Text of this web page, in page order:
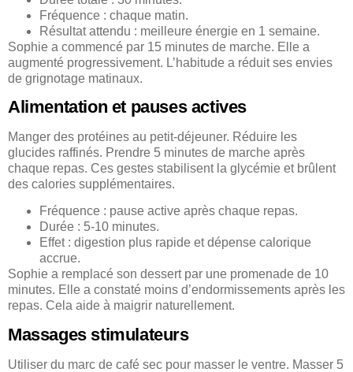
Fréquence : chaque matin.
Résultat attendu : meilleure énergie en 1 semaine.
Sophie a commencé par 15 minutes de marche. Elle a
augmenté progressivement. L’habitude a réduit ses envies
de grignotage matinaux.
Alimentation et pauses actives
Manger des protéines au petit-déjeuner. Réduire les
glucides raffinés. Prendre 5 minutes de marche après
chaque repas. Ces gestes stabilisent la glycémie et brûlent
des calories supplémentaires.
Fréquence : pause active après chaque repas.
Durée : 5-10 minutes.
Effet : digestion plus rapide et dépense calorique
accrue.
Sophie a remplacé son dessert par une promenade de 10
minutes. Elle a constaté moins d’endormissements après les
repas. Cela aide à maigrir naturellement.
Massages stimulateurs
Utiliser du marc de café sec pour masser le ventre. Masser 5